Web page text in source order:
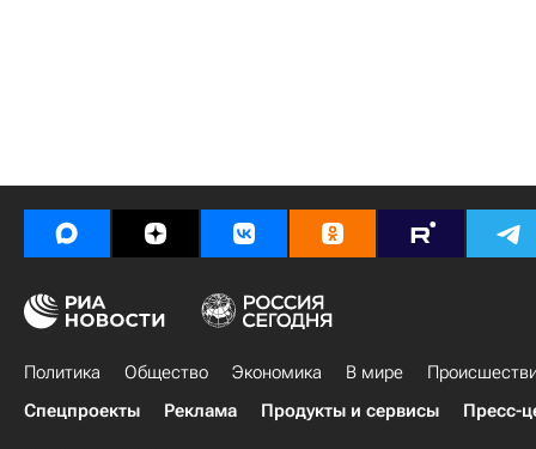
Политика Общество Экономика В мире
Спецпроекты
Реклама Продукты и сервисы Пресс-